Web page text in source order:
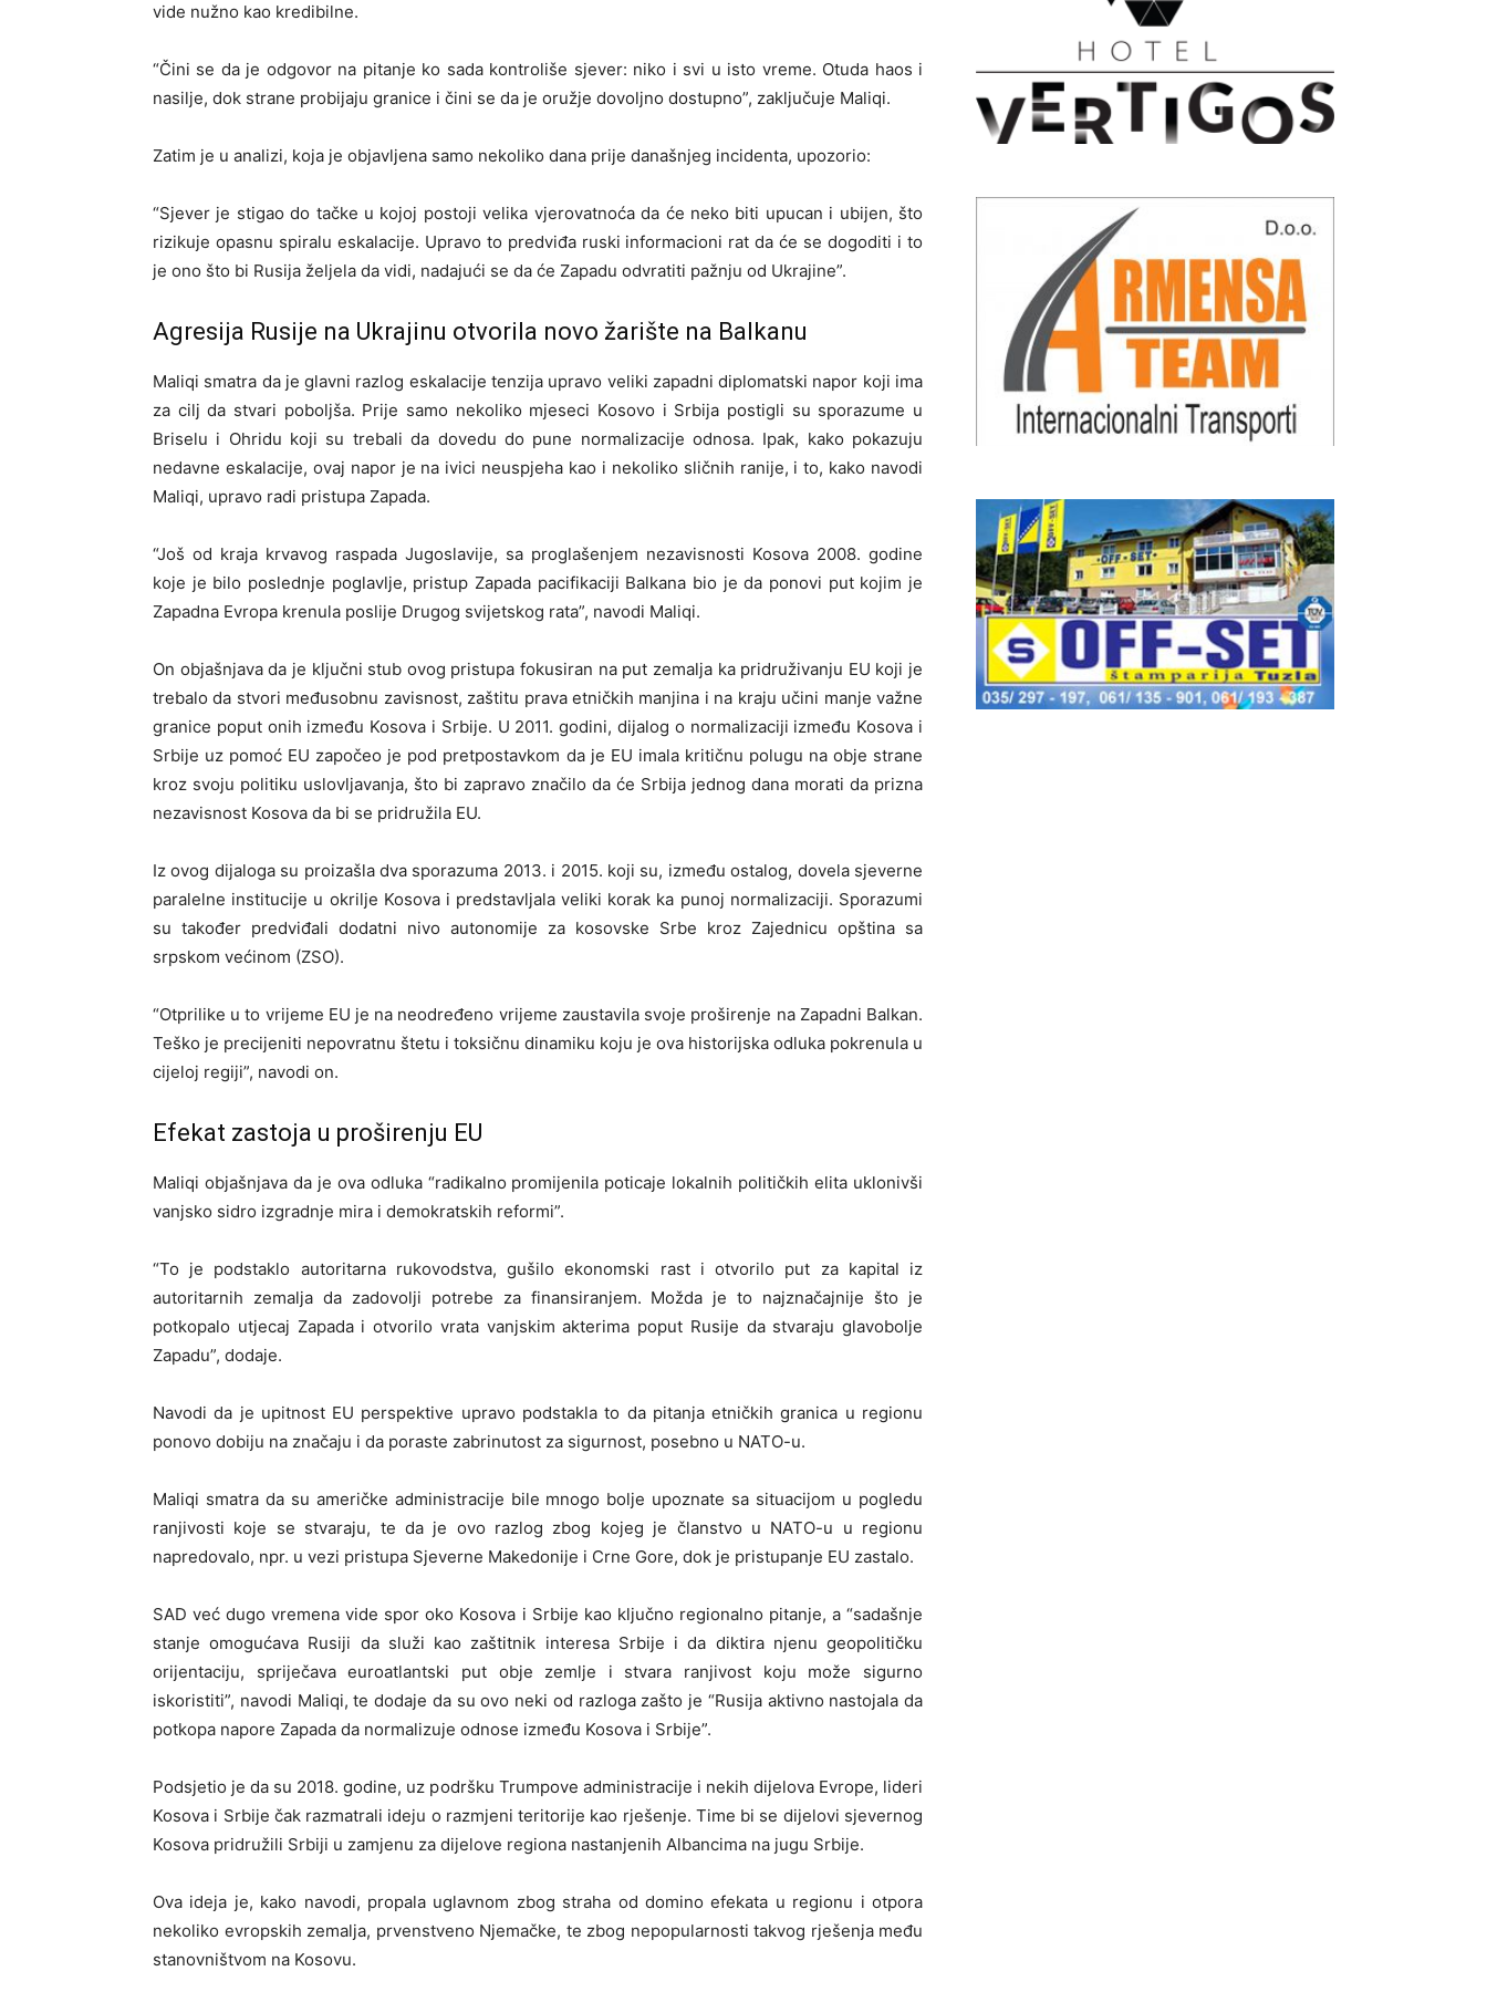
vide nužno kao kredibilne.
“Čini se da je odgovor na pitanje ko sada kontroliše sjever: niko i svi u isto vreme. Otuda haos i
nasilje, dok strane probijaju granice i čini se da je oružje dovoljno dostupno”, zaključuje Maliqi.
Zatim je u analizi, koja je objavljena samo nekoliko dana prije današnjeg incidenta, upozorio:
“Sjever je stigao do tačke u kojoj postoji velika vjerovatnoća da će neko biti upucan i ubijen, što
rizikuje opasnu spiralu eskalacije. Upravo to predviđa ruski informacioni rat da će se dogoditi i to
je ono što bi Rusija željela da vidi, nadajući se da će Zapadu odvratiti pažnju od Ukrajine”.
Agresija Rusije na Ukrajinu otvorila novo žarište na Balkanu
Maliqi smatra da je glavni razlog eskalacije tenzija upravo veliki zapadni diplomatski napor koji ima
za cilj da stvari poboljša. Prije samo nekoliko mjeseci Kosovo i Srbija postigli su sporazume u
Briselu i Ohridu koji su trebali da dovedu do pune normalizacije odnosa. Ipak, kako pokazuju
nedavne eskalacije, ovaj napor je na ivici neuspjeha kao i nekoliko sličnih ranije, i to, kako navodi
Maliqi, upravo radi pristupa Zapada.
“Još od kraja krvavog raspada Jugoslavije, sa proglašenjem nezavisnosti Kosova 2008. godine
koje je bilo poslednje poglavlje, pristup Zapada pacifikaciji Balkana bio je da ponovi put kojim je
Zapadna Evropa krenula poslije Drugog svijetskog rata”, navodi Maliqi.
On objašnjava da je ključni stub ovog pristupa fokusiran na put zemalja ka pridruživanju EU koji je
trebalo da stvori međusobnu zavisnost, zaštitu prava etničkih manjina i na kraju učini manje važne
granice poput onih između Kosova i Srbije. U 2011. godini, dijalog o normalizaciji između Kosova i
Srbije uz pomoć EU započeo je pod pretpostavkom da je EU imala kritičnu polugu na obje strane
kroz svoju politiku uslovljavanja, što bi zapravo značilo da će Srbija jednog dana morati da prizna
nezavisnost Kosova da bi se pridružila EU.
Iz ovog dijaloga su proizašla dva sporazuma 2013. i 2015. koji su, između ostalog, dovela sjeverne
paralelne institucije u okrilje Kosova i predstavljala veliki korak ka punoj normalizaciji. Sporazumi
su također predviđali dodatni nivo autonomije za kosovske Srbe kroz Zajednicu opština sa
srpskom većinom (ZSO).
“Otprilike u to vrijeme EU je na neodređeno vrijeme zaustavila svoje proširenje na Zapadni Balkan.
Teško je precijeniti nepovratnu štetu i toksičnu dinamiku koju je ova historijska odluka pokrenula u
cijeloj regiji”, navodi on.
Efekat zastoja u proširenju EU
Maliqi objašnjava da je ova odluka “radikalno promijenila poticaje lokalnih političkih elita uklonivši
vanjsko sidro izgradnje mira i demokratskih reformi”.
“To je podstaklo autoritarna rukovodstva, gušilo ekonomski rast i otvorilo put za kapital iz
autoritarnih zemalja da zadovolji potrebe za finansiranjem. Možda je to najznačajnije što je
potkopalo utjecaj Zapada i otvorilo vrata vanjskim akterima poput Rusije da stvaraju glavobolje
Zapadu”, dodaje.
Navodi da je upitnost EU perspektive upravo podstakla to da pitanja etničkih granica u regionu
ponovo dobiju na značaju i da poraste zabrinutost za sigurnost, posebno u NATO-u.
Maliqi smatra da su američke administracije bile mnogo bolje upoznate sa situacijom u pogledu
ranjivosti koje se stvaraju, te da je ovo razlog zbog kojeg je članstvo u NATO-u u regionu
napredovalo, npr. u vezi pristupa Sjeverne Makedonije i Crne Gore, dok je pristupanje EU zastalo.
SAD već dugo vremena vide spor oko Kosova i Srbije kao ključno regionalno pitanje, a “sadašnje
stanje omogućava Rusiji da služi kao zaštitnik interesa Srbije i da diktira njenu geopolitičku
orijentaciju, spriječava euroatlantski put obje zemlje i stvara ranjivost koju može sigurno
iskoristiti”, navodi Maliqi, te dodaje da su ovo neki od razloga zašto je “Rusija aktivno nastojala da
potkopa napore Zapada da normalizuje odnose između Kosova i Srbije”.
Podsjetio je da su 2018. godine, uz podršku Trumpove administracije i nekih dijelova Evrope, lideri
Kosova i Srbije čak razmatrali ideju o razmjeni teritorije kao rješenje. Time bi se dijelovi sjevernog
Kosova pridružili Srbiji u zamjenu za dijelove regiona nastanjenih Albancima na jugu Srbije.
Ova ideja je, kako navodi, propala uglavnom zbog straha od domino efekata u regionu i otpora
nekoliko evropskih zemalja, prvenstveno Njemačke, te zbog nepopularnosti takvog rješenja među
stanovništvom na Kosovu.